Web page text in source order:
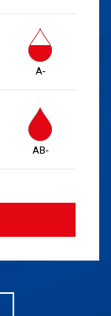
A-
AB-